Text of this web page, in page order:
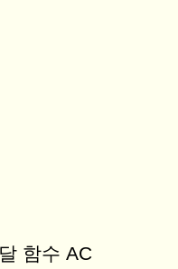
함수 AC